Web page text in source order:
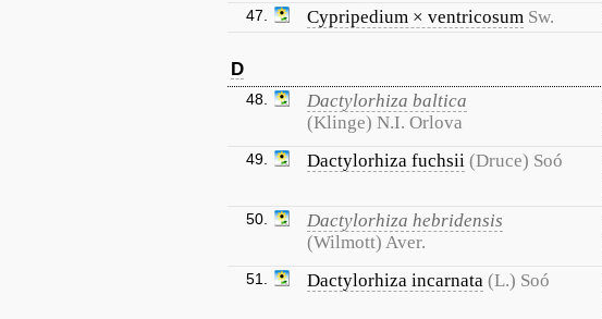
47.
Cypripedium × ventricosum Sw.
D
48.
Dactylorhiza baltica
(Klinge) N.I. Orlova
49.
Dactylorhiza fuchsii (Druce) Soó
50.
Dactylorhiza hebridensis
(Wilmott) Aver.
51.
Dactylorhiza incarnata (L.) Soó